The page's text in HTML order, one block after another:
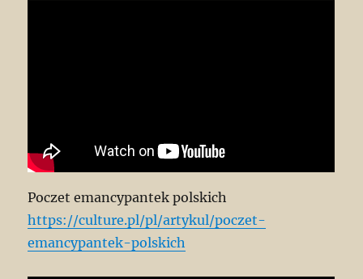
Poczet emancypantek polskich
https://culture.pl/pl/artykul/poczet-
emancypantek-polskich